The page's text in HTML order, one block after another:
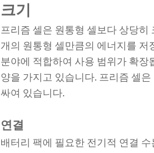
크기
프리즘 셀은 원통형 셀보다 상당
개의 원통형 셀만큼의 에너지를 저
분야에 적합하여 사용 범위가 확장
양을 가지고 있습니다. 프리즘 셀
싸여 있습니다.
연결
배터리 팩에 필요한 전기적 연결